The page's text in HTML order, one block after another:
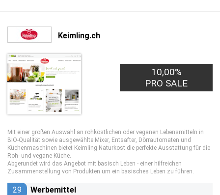
Keimling.ch
10,00%
PRO SALE
Mit einer großen Auswahl an rohköstlichen oder veganen Lebensmitteln in
BIO-Qualität sowie ausgewählte Mixer, Entsafter, Dörrautomaten und
Küchenmaschinen bietet Keimling Naturkost die perfekte Ausstattung für die
Roh- und vegane Küche.
Abgerundet wird das Angebot mit basisch Leben - einer hilfreichen
Zusammenstellung von Produkten um ein basisches Leben zu führen.
29 Werbemittel